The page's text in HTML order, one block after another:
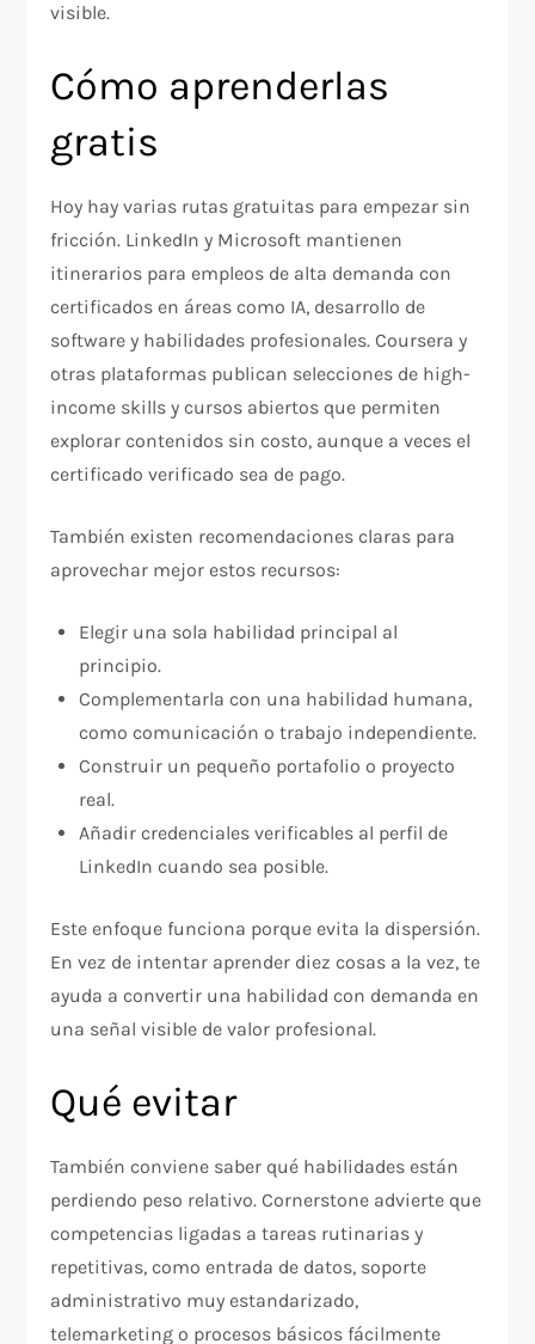
visible.​
Cómo aprenderlas
gratis
Hoy hay varias rutas gratuitas para empezar sin
fricción. LinkedIn y Microsoft mantienen
itinerarios para empleos de alta demanda con
certificados en áreas como IA, desarrollo de
software y habilidades profesionales. Coursera y
otras plataformas publican selecciones de high-
income skills y cursos abiertos que permiten
explorar contenidos sin costo, aunque a veces el
certificado verificado sea de pago.
También existen recomendaciones claras para
aprovechar mejor estos recursos:
Elegir una sola habilidad principal al
principio.​
Complementarla con una habilidad humana,
como comunicación o trabajo independiente.​
Construir un pequeño portafolio o proyecto
real.​
Añadir credenciales verificables al perfil de
LinkedIn cuando sea posible.
Este enfoque funciona porque evita la dispersión.
En vez de intentar aprender diez cosas a la vez, te
ayuda a convertir una habilidad con demanda en
una señal visible de valor profesional.​
Qué evitar
También conviene saber qué habilidades están
perdiendo peso relativo. Cornerstone advierte que
competencias ligadas a tareas rutinarias y
repetitivas, como entrada de datos, soporte
administrativo muy estandarizado,
telemarketing o procesos básicos fácilmente